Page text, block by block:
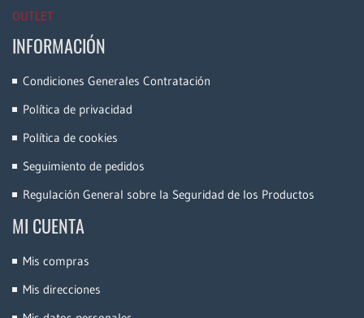
OUTLET
INFORMACIÓN
Condiciones Generales Contratación
Política de privacidad
Política de cookies
Seguimiento de pedidos
Regulación General sobre la Seguridad de los Productos
MI CUENTA
Mis compras
Mis direcciones